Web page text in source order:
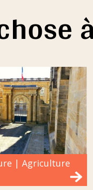
| Agriculture